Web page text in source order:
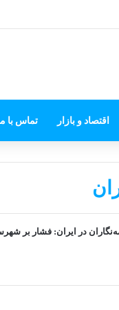
اقتصاد و بازار تماس با
در ایران: فشار بر